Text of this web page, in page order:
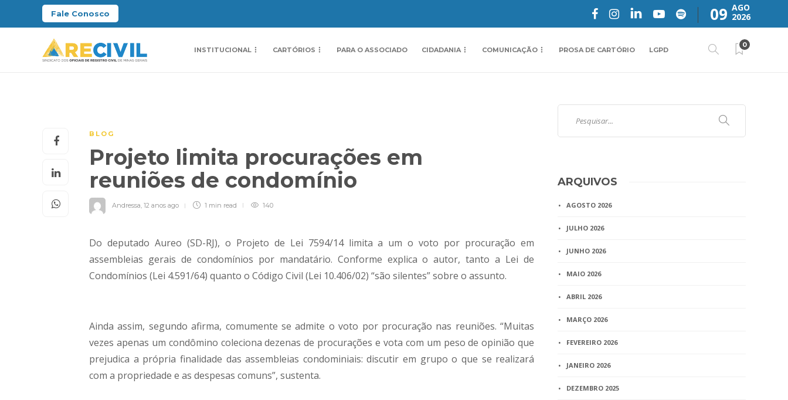
Fale Conosco 09 AGO
2026
INSTITUCIONAL CARTÓRIOS PARA O ASSOCIADO CIDADANIA COMUNICAÇÃO PROSA DE CARTÓRIO LGPD
0
BLOG
Projeto limita procurações em
reuniões de condomínio
Andressa, 12 anos ago 1 min read 140
Do deputado Aureo (SD-RJ), o Projeto de Lei 7594/14 limita a um o voto por procuração em
assembleias gerais de condomínios por mandatário. Conforme explica o autor, tanto a Lei de
Condomínios (Lei 4.591/64) quanto o Código Civil (Lei 10.406/02) “são silentes” sobre o assunto.
Ainda assim, segundo afirma, comumente se admite o voto por procuração nas reuniões. “Muitas
vezes apenas um condômino coleciona dezenas de procurações e vota com um peso de opinião que
prejudica a própria finalidade das assembleias condominiais: discutir em grupo o que se realizará
com a propriedade e as despesas comuns”, sustenta.
ARQUIVOS
AGOSTO 2026
JULHO 2026
JUNHO 2026
MAIO 2026
ABRIL 2026
MARÇO 2026
FEVEREIRO 2026
JANEIRO 2026
DEZEMBRO 2025